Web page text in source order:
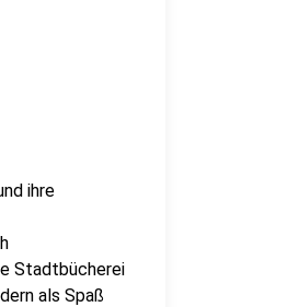
ihre
Stadtbücherei
als Spaß